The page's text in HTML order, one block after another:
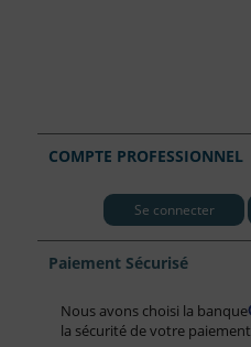
COMPTE PROFESSIONNEL
Se connecter
Paiement Sécurisé
Nous avons choisi la banque
la sécurité de votre